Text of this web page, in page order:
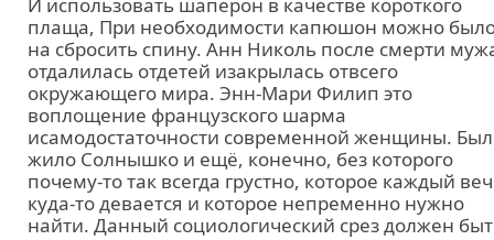
плаща, При необходимости капюшон можно
на сбросить спину. Анн Николь после смерти
отдалилась отдетей изакрылась отвсего
окружающего мира. Энн-Мари Филип это
воплощение французского шарма
исамодостаточности современной женщины.
жило Солнышко и ещё, конечно, без которого
почему-то так всегда грустно, которое каждый
куда-то девается и которое непременно нужно
найти. Данный социологический срез должен